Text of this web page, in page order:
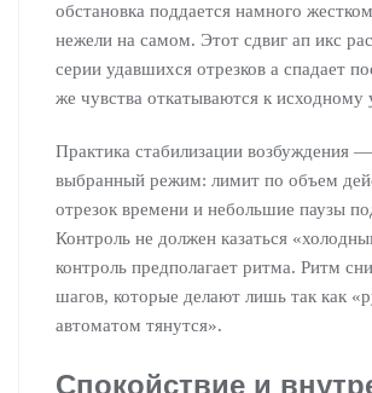
обстановка поддается намного
нежели на самом. Этот сдвиг ап икс
серии удавшихся отрезков а спадает
же чувства откатываются к исходному
Практика стабилизации возбуждения —
выбранный режим: лимит по объем
отрезок времени и небольшие паузы
Контроль не должен казаться
контроль предполагает ритма. Ритм
шагов, которые делают лишь так как
автоматом тянутся».
Спокойствие и